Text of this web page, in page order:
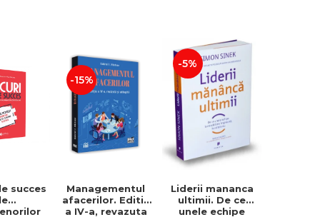
succes
-15%
Managementul
afacerilor. Editia
a IV-a, revazuta
-5%
Liderii mananca
ultimii. De ce
unele echipe